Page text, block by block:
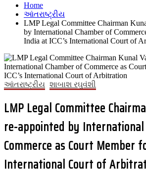
Home
આંતરાષ્ટ્રીય
LMP Legal Committee Chairman
by International Chamber of
India at ICC’s International Court of
આંતરાષ્ટ્રીય શાબાશ રઘુવંશી
LMP Legal Committee
re-appointed by
Commerce as Court Member
International Court of